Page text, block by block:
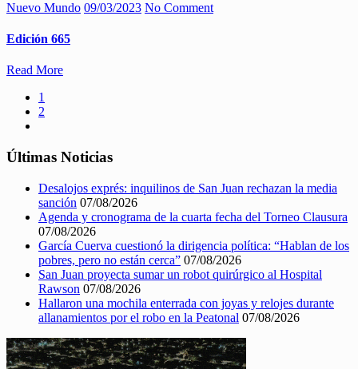
Nuevo Mundo 09/03/2023 No Comment
Edición 665
Read More
1
2
Últimas Noticias
Desalojos exprés: inquilinos de San Juan rechazan la media
sanción 07/08/2026
Agenda y cronograma de la cuarta fecha del Torneo Clausura
07/08/2026
García Cuerva cuestionó la dirigencia política: “Hablan de los
pobres, pero no están cerca” 07/08/2026
San Juan proyecta sumar un robot quirúrgico al Hospital
Rawson 07/08/2026
Hallaron una mochila enterrada con joyas y relojes durante
allanamientos por el robo en la Peatonal 07/08/2026